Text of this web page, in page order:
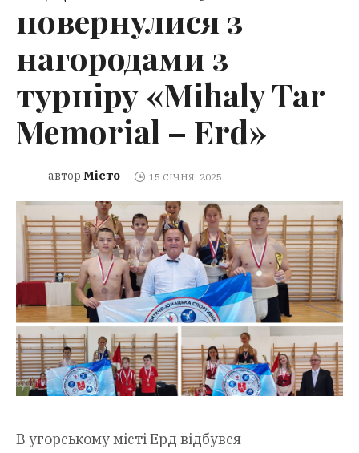
повернулися з
нагородами з
турніру «Mihaly Tar
Memorial – Erd»
автор Місто 15 СІЧНЯ, 2025
В угорському місті Ерд відбувся